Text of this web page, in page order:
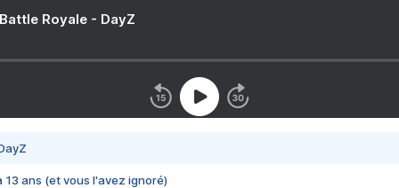
Royale - DayZ
13 ans (et vous l'avez ignoré)